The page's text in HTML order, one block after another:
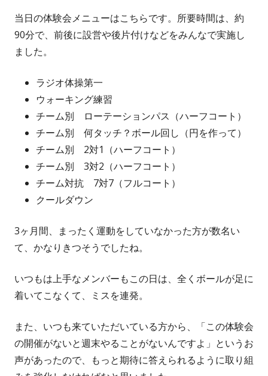
当日の体験会メニューはこちらです。所要時間は、約
90分で、前後に設営や後片付けなどをみんなで実施し
ました。
ラジオ体操第一
ウォーキング練習
チーム別 ローテーションパス（ハーフコート）
チーム別 何タッチ？ボール回し（円を作って）
チーム別 2対1（ハーフコート）
チーム別 3対2（ハーフコート）
チーム対抗 7対7（フルコート）
クールダウン
3ヶ月間、まったく運動をしていなかった方が数名い
て、かなりきつそうでしたね。
いつもは上手なメンバーもこの日は、全くボールが足に
着いてこなくて、ミスを連発。
また、いつも来ていただいている方から、「この体験会
の開催がないと週末やることがないんですよ」というお
声があったので、もっと期待に答えられるように取り組